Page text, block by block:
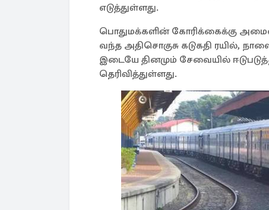
எடுத்துள்ளது.
பொதுமக்களின் கோரிக்கைக்கு
வந்த அதிசொகுசு கடுகதி ரயில்,
இடையே தினமும் சேவையில்
தெரிவித்துள்ளது.